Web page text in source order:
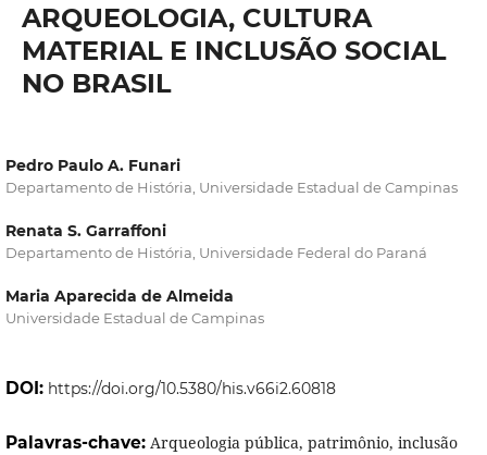
ARQUEOLOGIA, CULTURA
MATERIAL E INCLUSÃO SOCIAL
NO BRASIL
Pedro Paulo A. Funari
Departamento de História, Universidade Estadual de Campinas
Renata S. Garraffoni
Departamento de História, Universidade Federal do Paraná
Maria Aparecida de Almeida
Universidade Estadual de Campinas
DOI: https://doi.org/10.5380/his.v66i2.60818
Palavras-chave: Arqueologia pública, patrimônio, inclusão